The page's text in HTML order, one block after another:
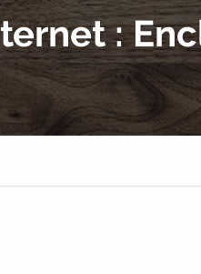
Pôle Com
Réseaux sociaux
Graphisme
Rédaction
: